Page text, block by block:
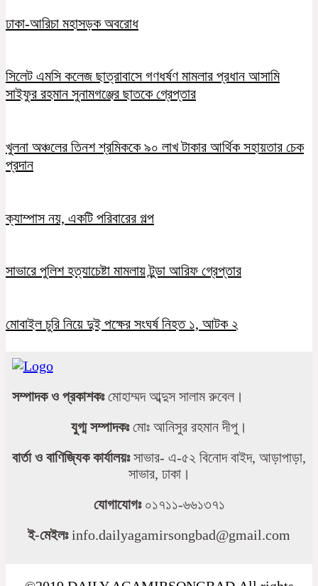
ঢাকা-আরিচা মহাসড়ক অবরোধ
সিলেট এমসি কলেজ ছাত্রাবাসে গণধর্ষণ মামলার প্রধান আসামি
সাইফুর রহমান সুনামগঞ্জের ছাতকে গ্রেপ্তার
খুলনা অঞ্চলের তিনশ শ্রমিককে ৯০ লাখ টাকার আর্থিক সহায়তার চেক
প্রদান
ক্যাম্পাস নয়, একটি পরিবারের গল্প
সাভারে পুলিশ হত্যাচেষ্টা মামলায় টুন্ডা আরিফ গ্রেপ্তার
মোবাইল চুরি নিয়ে দুই পক্ষের সংঘর্ষ নিহত ১, আটক ২
সম্পাদক ও প্রকাশকঃমোহাম্মদ আব্দুস সালাম রুবেল।
যুগ্ম সম্পাদকঃমোঃ আনিসুর রহমান দীপু।
বার্তা ও বাণিজ্যিক কার্যালয়ঃসাভার- এ-৫২ বিনোদ বাইদ, আড়াপাড়া,
সাভার, ঢাকা।
যোগাযোগঃ০১৭১১-৬৬১৩৭১
ই-মেইলঃinfo.dailyagamirsongbad@gmail.com